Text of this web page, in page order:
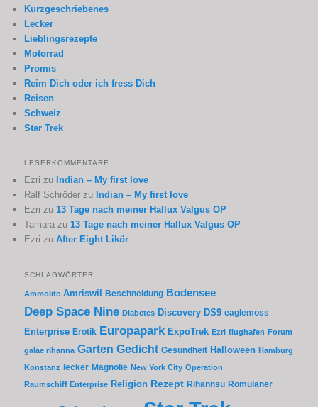
Kurzgeschriebenes
Lecker
Lieblingsrezepte
Motorrad
Promis
Reim Dich oder ich fress Dich
Reisen
Schweiz
Star Trek
LESERKOMMENTARE
Ezri zu Indian – My first love
Ralf Schröder zu Indian – My first love
Ezri zu13 Tage nach meiner Hallux Valgus OP
Tamara zu13 Tage nach meiner Hallux Valgus OP
Ezri zuAfter Eight Likör
SCHLAGWÖRTER
Ammolite Amriswil Beschneidung Bodensee
Deep Space Nine Diabetes Discovery DS9 eaglemoss
Enterprise Erotik Europapark ExpoTrek Ezri flughafen Forum
galae rihanna Garten Gedicht Gesundheit Halloween Hamburg
Konstanz lecker Magnolie New York City Operation
Raumschiff Enterprise Religion Rezept Rihannsu Romulaner